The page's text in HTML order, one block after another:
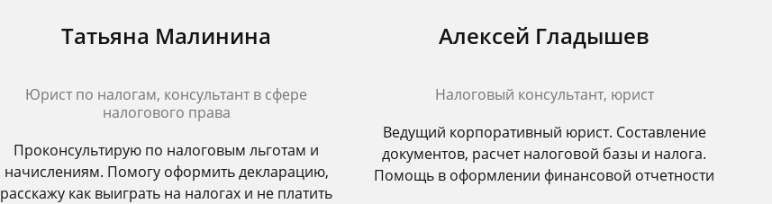
Татьяна Малинина
Юрист по налогам, консультант в сфере
налогового права
Проконсультирую по налоговым льготам и
начислениям. Помогу оформить декларацию,
расскажу как выиграть на налогах и не платить
Алексей Гладышев
Налоговый консультант, юрист
Ведущий корпоративный юрист. Составление
документов, расчет налоговой базы и налога.
Помощь в оформлении финансовой отчетности